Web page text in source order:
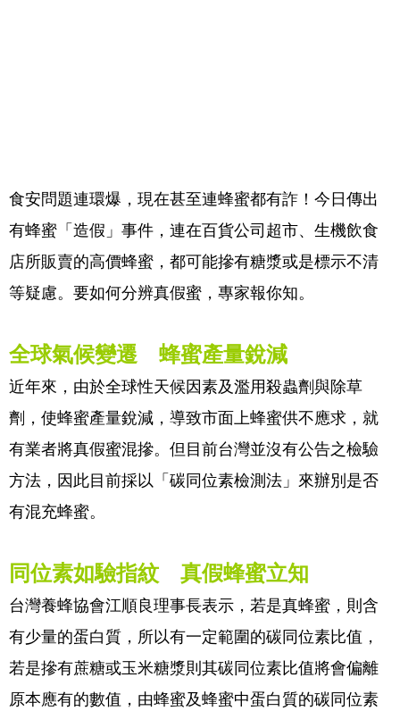
食安問題連環爆，現在甚至連蜂蜜都有詐！今日傳出
有蜂蜜「造假」事件，連在百貨公司超市、生機飲食
店所販賣的高價蜂蜜，都可能摻有糖漿或是標示不清
等疑慮。要如何分辨真假蜜，專家報你知。
全球氣候變遷 蜂蜜產量銳減
近年來，由於全球性天候因素及濫用殺蟲劑與除草
劑，使蜂蜜產量銳減，導致市面上蜂蜜供不應求，就
有業者將真假蜜混摻。但目前台灣並沒有公告之檢驗
方法，因此目前採以「碳同位素檢測法」來辦別是否
有混充蜂蜜。
同位素如驗指紋 真假蜂蜜立知
台灣養蜂協會江順良理事長表示，若是真蜂蜜，則含
有少量的蛋白質，所以有一定範圍的碳同位素比值，
若是摻有蔗糖或玉米糖漿則其碳同位素比值將會偏離
原本應有的數值，由蜂蜜及蜂蜜中蛋白質的碳同位素